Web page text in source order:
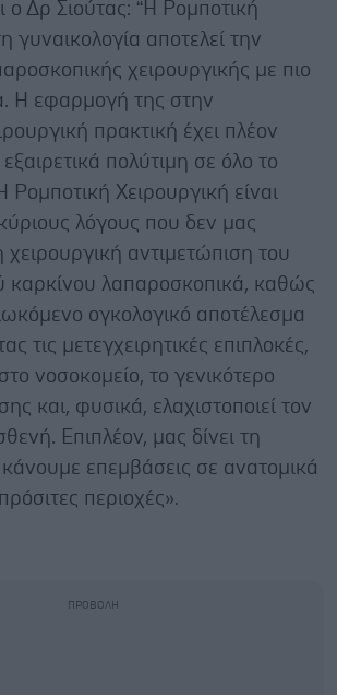
Δρ Σιούτας: “Η Ρομποτική
γυναικολογία αποτελεί την
χειρουργικής με πιο
Η εφαρμογή της στην
πρακτική έχει πλέον
πολύτιμη σε όλο το
Ρομποτική Χειρουργική είναι
λόγους που δεν μας
χειρουργική αντιμετώπιση του
καρκίνου λαπαροσκοπικά, καθώς
ογκολογικό αποτέλεσμα
τις μετεγχειρητικές επιπλοκές,
νοσοκομείο, το γενικότερο
και, φυσικά, ελαχιστοποιεί τον
Επιπλέον, μας δίνει τη
επεμβάσεις σε ανατομικά
περιοχές».